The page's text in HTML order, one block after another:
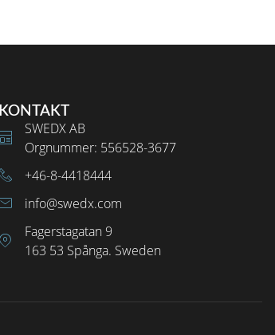
KONTAKT
SWEDX AB
Orgnummer: 556528-3677
+46-8-4418444
info@swedx.com
Fagerstagatan 9
163 53 Spånga. Sweden